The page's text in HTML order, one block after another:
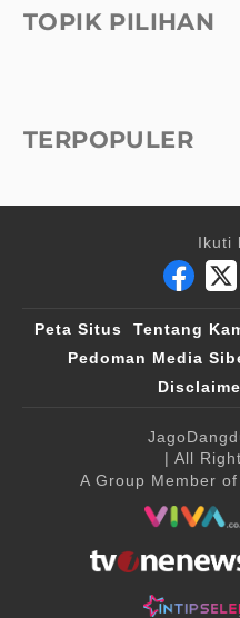
TOPIK PILIHAN
TERPOPULER
Ikuti
Peta Situs Tentang
Pedoman Media
| All
A Group Member of